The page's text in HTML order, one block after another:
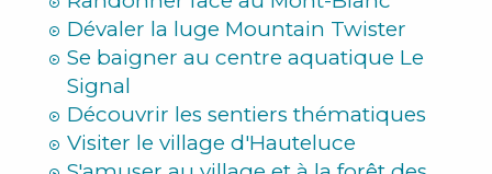
Dévaler la luge Mountain Twister
Se baigner au centre aquatique Le
Signal
Découvrir les sentiers thématiques
Visiter le village d'Hauteluce